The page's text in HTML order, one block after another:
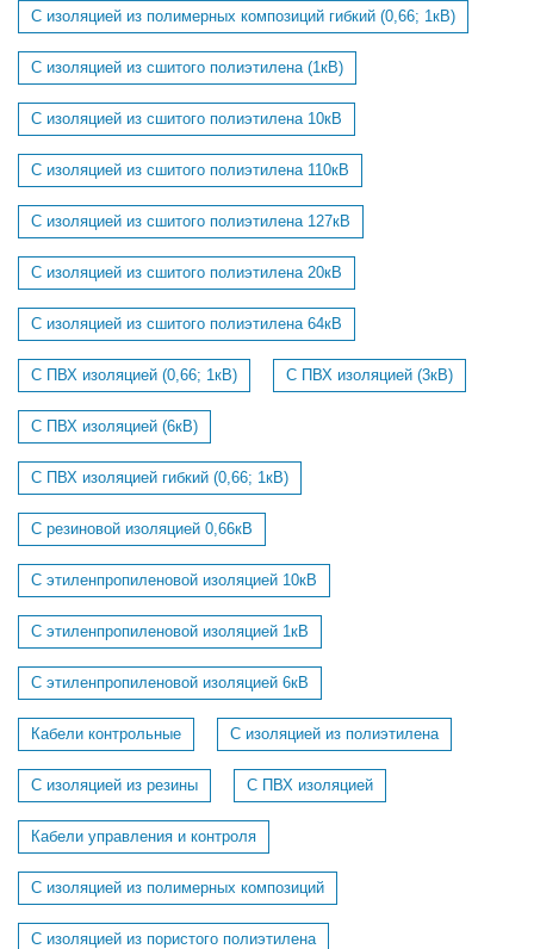
С изоляцией из полимерных композиций гибкий (0,66; 1кВ)
С изоляцией из сшитого полиэтилена (1кВ)
С изоляцией из сшитого полиэтилена 10кВ
С изоляцией из сшитого полиэтилена 110кВ
С изоляцией из сшитого полиэтилена 127кВ
С изоляцией из сшитого полиэтилена 20кВ
С изоляцией из сшитого полиэтилена 64кВ
С ПВХ изоляцией (0,66; 1кВ) С ПВХ изоляцией (3кВ)
С ПВХ изоляцией (6кВ)
С ПВХ изоляцией гибкий (0,66; 1кВ)
С резиновой изоляцией 0,66кВ
С этиленпропиленовой изоляцией 10кВ
С этиленпропиленовой изоляцией 1кВ
С этиленпропиленовой изоляцией 6кВ
Кабели контрольные С изоляцией из полиэтилена
С изоляцией из резины С ПВХ изоляцией
Кабели управления и контроля
С изоляцией из полимерных композиций
С изоляцией из пористого полиэтилена